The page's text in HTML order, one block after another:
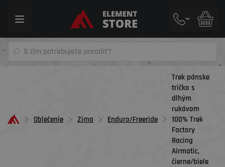
Toggle
Oblečenie Zima Enduro/Freeride
Trek pánske
tričko s
dlhým
rukávom
100% Trek
Factory
Racing
Airmatic,
čierne/biele